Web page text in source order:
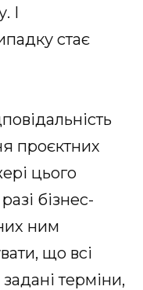
І
стає
проєктних
цього
бізнес-
ним
що всі
терміни,